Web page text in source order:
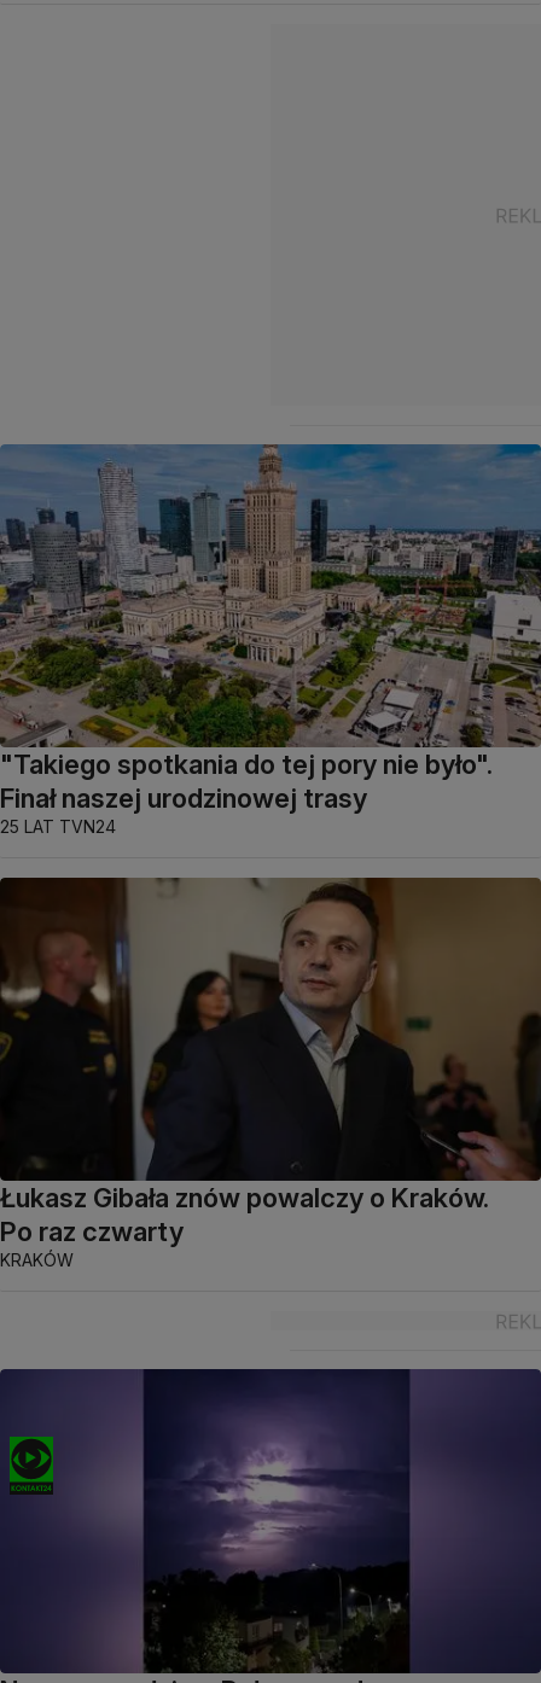
"Takiego spotkania do tej pory nie było".
Finał naszej urodzinowej trasy
25 LAT TVN24
Łukasz Gibała znów powalczy o Kraków.
Po raz czwarty
KRAKÓW